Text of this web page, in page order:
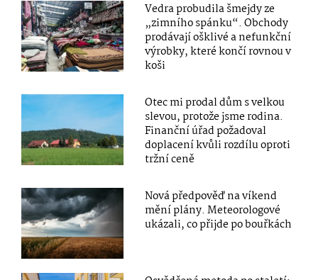
Vedra probudila šmejdy ze
„zimního spánku“. Obchody
prodávají ošklivé a nefunkční
výrobky, které končí rovnou v
koši
Otec mi prodal dům s velkou
slevou, protože jsme rodina.
Finanční úřad požadoval
doplacení kvůli rozdílu oproti
tržní ceně
Nová předpověď na víkend
mění plány. Meteorologové
ukázali, co přijde po bouřkách